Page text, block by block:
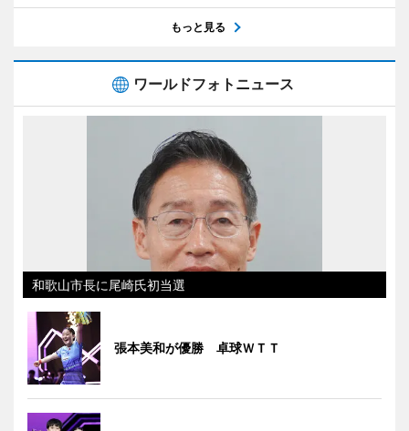
もっと見る
ワールドフォトニュース
和歌山市長に尾崎氏初当選
張本美和が優勝 卓球ＷＴＴ